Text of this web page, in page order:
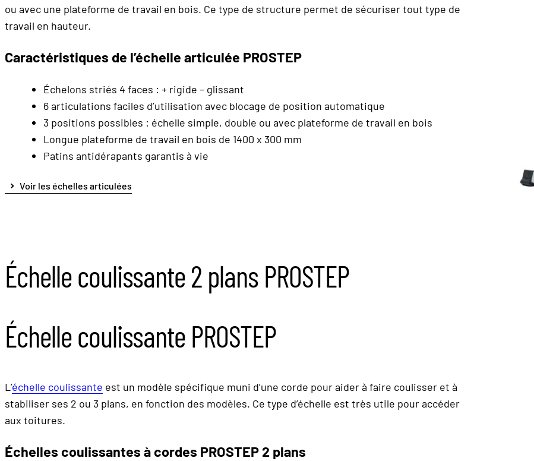
ou avec une plateforme de travail en bois. Ce type de structure permet de sécuriser tout type de
travail en hauteur.
Caractéristiques de l’échelle articulée PROSTEP
Échelons striés 4 faces : + rigide – glissant
6 articulations faciles d’utilisation avec blocage de position automatique
3 positions possibles : échelle simple, double ou avec plateforme de travail en bois
Longue plateforme de travail en bois de 1400 x 300 mm
Patins antidérapants garantis à vie
Voir les échelles articulées
Échelle coulissante 2 plans PROSTEP
Échelle coulissante PROSTEP
L’échelle coulissante est un modèle spécifique muni d’une corde pour aider à faire coulisser et à
stabiliser ses 2 ou 3 plans, en fonction des modèles. Ce type d’échelle est très utile pour accéder
aux toitures.
Échelles coulissantes à cordes PROSTEP 2 plans